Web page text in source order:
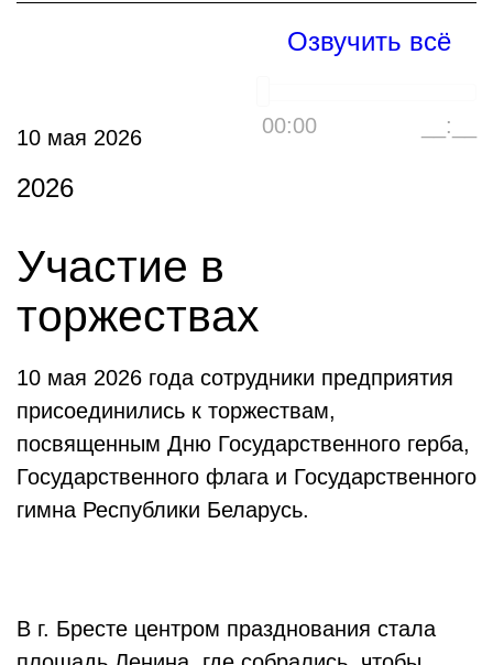
Озвучить всё
00:00 __:__
10 мая 2026
2026
Участие в
торжествах
10 мая 2026 года сотрудники предприятия
присоединились к торжествам,
посвященным Дню Государственного герба,
Государственного флага и Государственного
гимна Республики Беларусь.
В г. Бресте центром празднования стала